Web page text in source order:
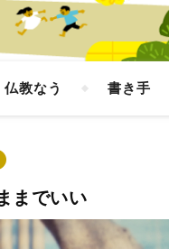
仏教なう 書き手
までいい